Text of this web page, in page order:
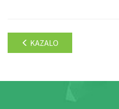
KAZALO